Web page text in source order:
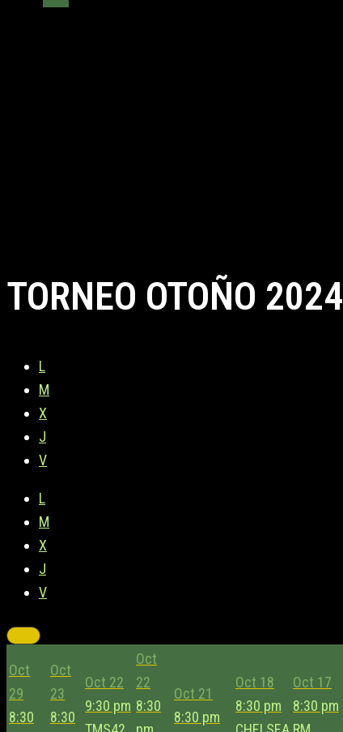
TORNEO OTOÑO 2024
L
M
X
J
V
L
M
X
J
V
Oct
29
8:30
Oct
23
8:30
Oct 22
9:30 pm
Oct
22
8:30
Oct 21
8:30 pm
Oct 18
8:30 pm
Oct 17
8:30 pm